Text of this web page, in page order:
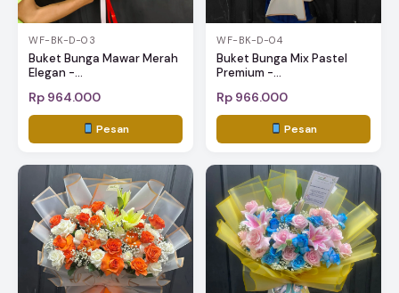
WF-BK-D-03
Buket Bunga Mawar Merah
Elegan -...
Rp 964.000
Pesan
WF-BK-D-04
Buket Bunga Mix Pastel
Premium -...
Rp 966.000
Pesan